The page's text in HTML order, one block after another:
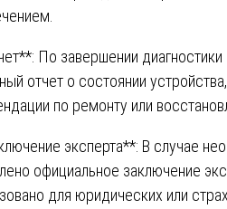
По завершении диагностики
отчет о состоянии
по ремонту или
эксперта**: В случае
официальное заключение
для юридических или